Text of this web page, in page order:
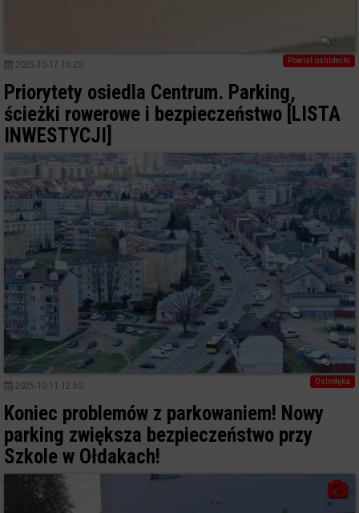
0
Powiat ostrołecki
2025-10-17 10:20
Priorytety osiedla Centrum. Parking,
ścieżki rowerowe i bezpieczeństwo [LISTA
INWESTYCJI]
7
Ostrołęka
2025-10-11 12:50
Koniec problemów z parkowaniem! Nowy
parking zwiększa bezpieczeństwo przy
Szkole w Ołdakach!